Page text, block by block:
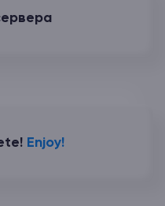
Enjoy!